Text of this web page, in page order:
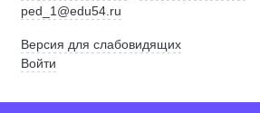
ped_1@edu54.ru
Версия для слабовидящих
Войти